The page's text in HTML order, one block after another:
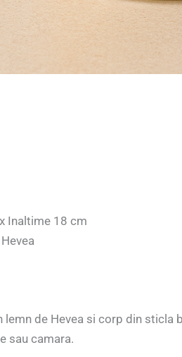
Inaltime 18 cm
lemn de Hevea si corp din
sau camara.